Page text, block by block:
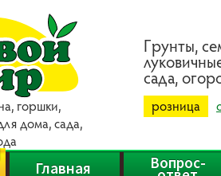
гopшки,
дoмa, caдa,
Гpyнты,
caдa,
розница
Главная Вопрос-